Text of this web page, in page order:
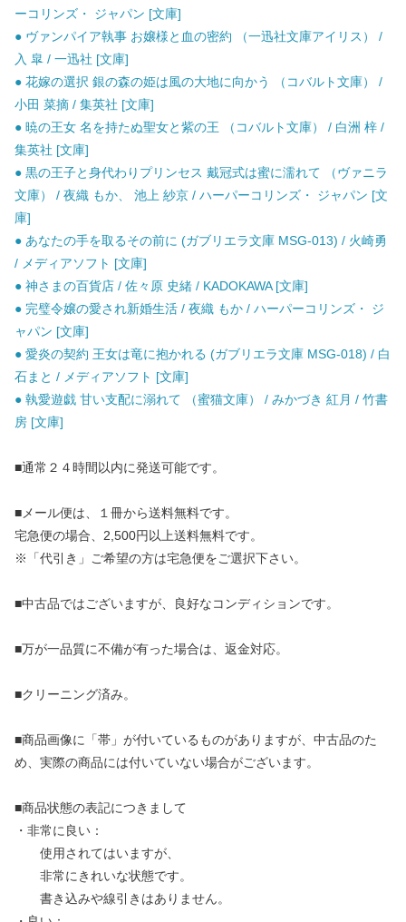
ーコリンズ・ ジャパン [文庫]
● ヴァンパイア執事 お嬢様と血の密約 （一迅社文庫アイリス） /
入 皐 / 一迅社 [文庫]
● 花嫁の選択 銀の森の姫は風の大地に向かう （コバルト文庫） /
小田 菜摘 / 集英社 [文庫]
● 暁の王女 名を持たぬ聖女と紫の王 （コバルト文庫） / 白洲 梓 /
集英社 [文庫]
● 黒の王子と身代わりプリンセス 戴冠式は蜜に濡れて （ヴァニラ
文庫） / 夜織 もか、 池上 紗京 / ハーパーコリンズ・ ジャパン [文
庫]
● あなたの手を取るその前に (ガブリエラ文庫 MSG-013) / 火崎勇
/ メディアソフト [文庫]
● 神さまの百貨店 / 佐々原 史緒 / KADOKAWA [文庫]
● 完璧令嬢の愛され新婚生活 / 夜織 もか / ハーパーコリンズ・ ジ
ャパン [文庫]
● 愛炎の契約 王女は竜に抱かれる (ガブリエラ文庫 MSG-018) / 白
石まと / メディアソフト [文庫]
● 執愛遊戯 甘い支配に溺れて （蜜猫文庫） / みかづき 紅月 / 竹書
房 [文庫]
■通常２４時間以内に発送可能です。
■メール便は、１冊から送料無料です。
宅急便の場合、2,500円以上送料無料です。
※「代引き」ご希望の方は宅急便をご選択下さい。
■中古品ではございますが、良好なコンディションです。
■万が一品質に不備が有った場合は、返金対応。
■クリーニング済み。
■商品画像に「帯」が付いているものがありますが、中古品のた
め、実際の商品には付いていない場合がございます。
■商品状態の表記につきまして
・非常に良い：
使用されてはいますが、
非常にきれいな状態です。
書き込みや線引きはありません。